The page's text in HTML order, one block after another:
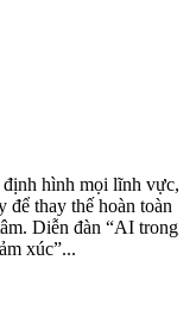
hình mọi lĩnh vực,
để thay thế hoàn toàn
Diễn đàn “AI trong
xúc”...